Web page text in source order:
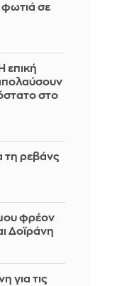
φωτιά σε
επική
στο
τη ρεβάνς
φρέον
Δοϊράνη
για τις